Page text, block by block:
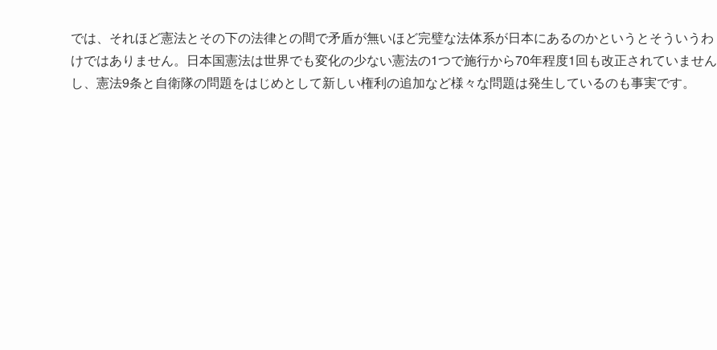
では、それほど憲法とその下の法律との間で矛盾が無いほど完璧な法体系が日本にあるのかというとそういうわ
けではありません。日本国憲法は世界でも変化の少ない憲法の1つで施行から70年程度1回も改正されていません
し、憲法9条と自衛隊の問題をはじめとして新しい権利の追加など様々な問題は発生しているのも事実です。